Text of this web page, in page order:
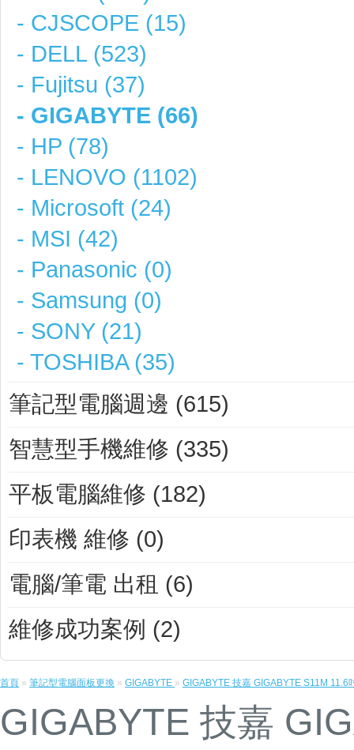
- CJSCOPE (15)
- DELL (523)
- Fujitsu (37)
- GIGABYTE (66)
- HP (78)
- LENOVO (1102)
- Microsoft (24)
- MSI (42)
- Panasonic (0)
- Samsung (0)
- SONY (21)
- TOSHIBA (35)
筆記型電腦週邊 (615)
智慧型手機維修 (335)
平板電腦維修 (182)
印表機 維修 (0)
電腦/筆電 出租 (6)
維修成功案例 (2)
首頁 » 筆記型電腦面板更換 » GIGABYTE » GIGABYTE 技嘉 GIGABYTE S11M
GIGABYTE 技嘉